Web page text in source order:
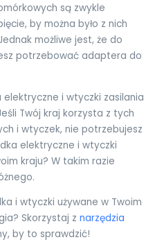
są zwykle
by można było z nich
możliwe jest, że do
potrzebować adaptera do
i wtyczki zasilania
Twój kraj korzysta z tych
i wtyczek, nie potrzebujesz
elektryczne i wtyczki
kraju? W takim razie
i wtyczki używane w Twoim
Skorzystaj z narzędzia
by to sprawdzić!